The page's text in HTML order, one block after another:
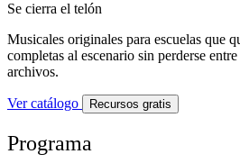
Se cierra el telón
Musicales originales para escuelas que
completas al escenario sin perderse
archivos.
Ver catálogo Recursos gratis
Programa